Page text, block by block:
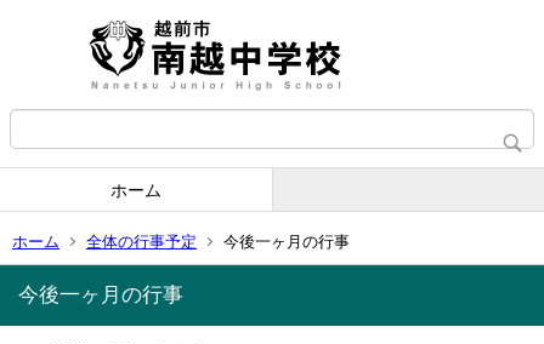
ホーム
ホーム 全体の行事予定 今後一ヶ月の行事
今後一ヶ月の行事